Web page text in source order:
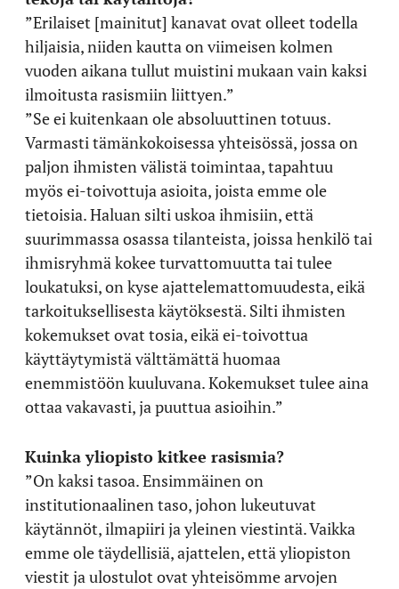
”Erilaiset [mainitut] kanavat ovat olleet todella
hiljaisia, niiden kautta on viimeisen kolmen
vuoden aikana tullut muistini mukaan vain kaksi
ilmoitusta rasismiin liittyen.”
”Se ei kuitenkaan ole absoluuttinen totuus.
Varmasti tämänkokoisessa yhteisössä, jossa on
paljon ihmisten välistä toimintaa, tapahtuu
myös ei-toivottuja asioita, joista emme ole
tietoisia. Haluan silti uskoa ihmisiin, että
suurimmassa osassa tilanteista, joissa henkilö tai
ihmisryhmä kokee turvattomuutta tai tulee
loukatuksi, on kyse ajattelemattomuudesta, eikä
tarkoituksellisesta käytöksestä. Silti ihmisten
kokemukset ovat tosia, eikä ei-toivottua
käyttäytymistä välttämättä huomaa
enemmistöön kuuluvana. Kokemukset tulee aina
ottaa vakavasti, ja puuttua asioihin.”
Kuinka yliopisto kitkee rasismia?
”On kaksi tasoa. Ensimmäinen on
institutionaalinen taso, johon lukeutuvat
käytännöt, ilmapiiri ja yleinen viestintä. Vaikka
emme ole täydellisiä, ajattelen, että yliopiston
viestit ja ulostulot ovat yhteisömme arvojen